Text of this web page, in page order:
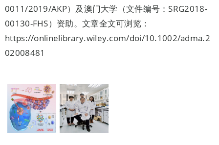
0011/2019/AKP）及澳门大学（文件编号：SRG2018-
00130-FHS）资助。文章全文可浏览：
https://onlinelibrary.wiley.com/doi/10.1002/adma.2
02008481